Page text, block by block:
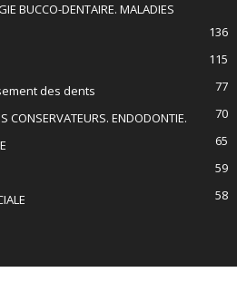
BUCCO-DENTAIRE. MALADIES
136
115
des dents
77
CONSERVATEURS. ENDODONTIE.
70
65
59
58